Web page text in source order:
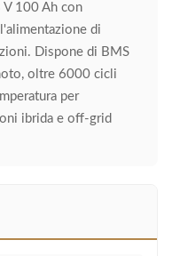
V 100 Ah con
di
Dispone di BMS
oltre 6000 cicli
per
ibrida e off-grid